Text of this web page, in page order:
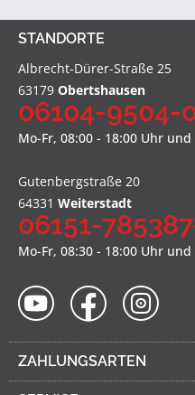
STANDORTE
Albrecht-Dürer-Straße 25
63179 Obertshausen
06104-9504-
Mo-Fr, 08:00 - 18:00 Uhr
Gutenbergstraße 20
64331 Weiterstadt
06151-
Mo-Fr, 08:30 - 18:00 Uhr
ZAHLUNGSARTEN